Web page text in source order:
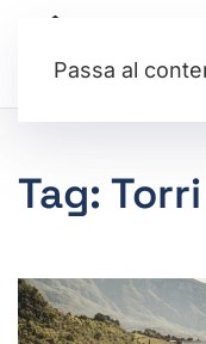
Passa al
Tag: